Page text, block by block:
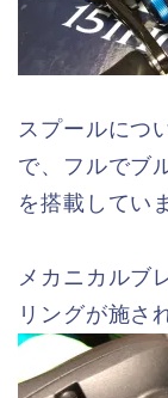
スプールにつ
で、フルでブ
を搭載してい
メカニカルブ
リングが施さ